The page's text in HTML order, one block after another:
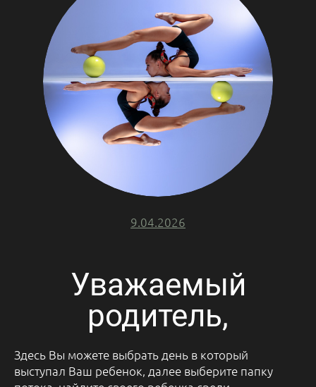
9.04.2026
Уважаемый
родитель,
Здесь Вы можете выбрать день в который
выступал Ваш ребенок, далее выберите папку